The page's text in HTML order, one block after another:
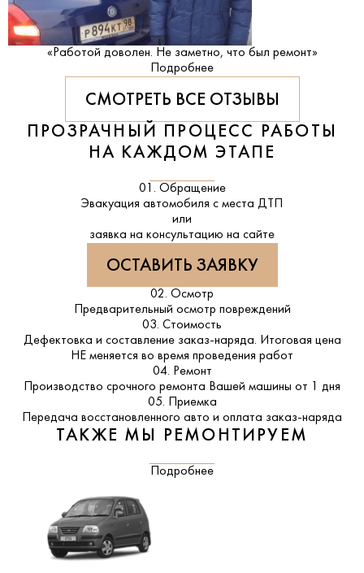
«Работой доволен. Не заметно, что был ремонт»
Подробнее
СМОТРЕТЬ ВСЕ ОТЗЫВЫ
ПРОЗРАЧНЫЙ ПРОЦЕСС РАБОТЫ
НА КАЖДОМ ЭТАПЕ
01. Обращение
Эвакуация автомобиля с места ДТП
или
заявка на консультацию на сайте
ОСТАВИТЬ ЗАЯВКУ
02. Осмотр
Предварительный осмотр повреждений
03. Стоимость
Дефектовка и составление заказ-наряда. Итоговая цена
НЕ меняется во время проведения работ
04. Ремонт
Производство срочного ремонта Вашей машины от 1 дня
05. Приемка
Передача восстановленного авто и оплата заказ-наряда
ТАКЖЕ МЫ РЕМОНТИРУЕМ
Подробнее